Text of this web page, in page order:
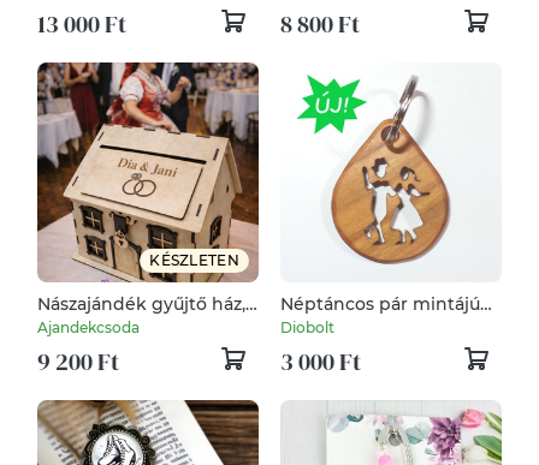
13 000 Ft 8 800 Ft
KÉSZLETEN
Nászajándék gyűjtő ház,
esküvői pénzgyűjtő ház,
névre szólóan, dátummal
Ajandekcsoda
9 200 Ft
Néptáncos pár mintájú
kulcstartó
Diobolt
3 000 Ft